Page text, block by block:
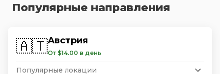
Популярные направления
🇦🇹Австрия
От $14.00 в день
Популярные локации